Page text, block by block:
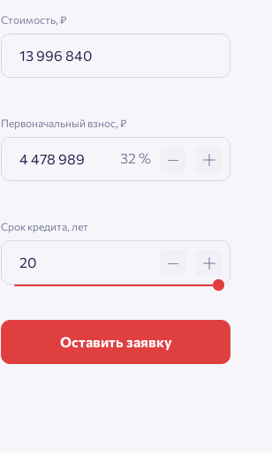
Стоимость, ₽
Первоначальный взнос, ₽
32 %
Срок кредита, лет
Оставить заявку